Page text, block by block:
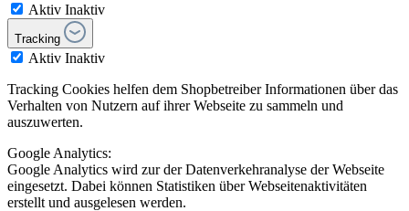
Aktiv Inaktiv
Tracking
Aktiv Inaktiv
Tracking Cookies helfen dem Shopbetreiber Informationen über das
Verhalten von Nutzern auf ihrer Webseite zu sammeln und
auszuwerten.
Google Analytics:
Google Analytics wird zur der Datenverkehranalyse der Webseite
eingesetzt. Dabei können Statistiken über Webseitenaktivitäten
erstellt und ausgelesen werden.